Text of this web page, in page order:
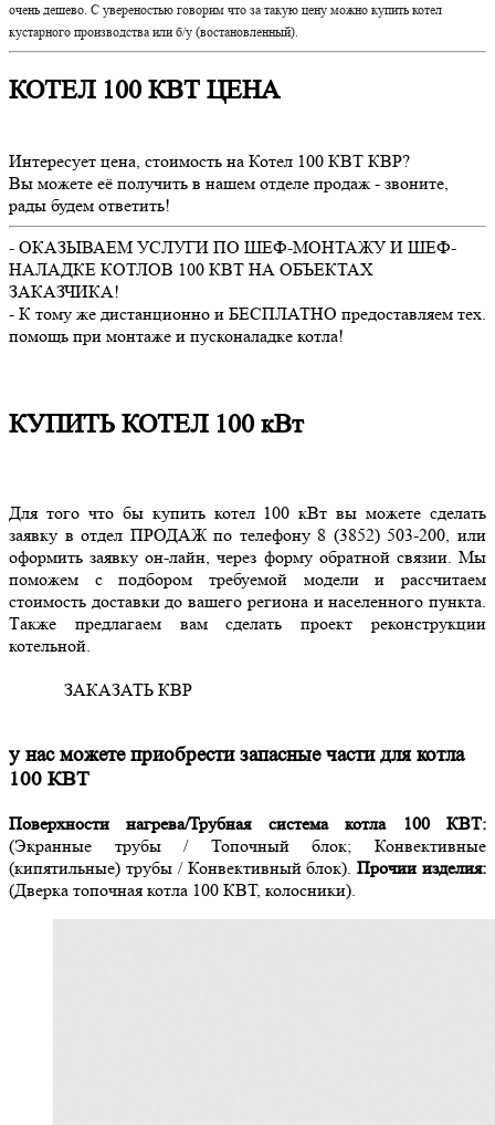
очень дешево. С увереностью говорим что за такую цену можно купить котел
кустарного производства или б/у (востановленный).
КОТЕЛ 100 КВТ ЦЕНА
Интересует цена, стоимость на Котел 100 КВТ КВР?
Вы можете её получить в нашем отделе продаж - звоните,
рады будем ответить!
- ОКАЗЫВАЕМ УСЛУГИ ПО ШЕФ-МОНТАЖУ И ШЕФ-
НАЛАДКЕ КОТЛОВ 100 КВТ НА ОБЪЕКТАХ
ЗАКАЗЧИКА!
- К тому же дистанционно и БЕСПЛАТНО предоставляем тех.
помощь при монтаже и пусконаладке котла!
КУПИТЬ КОТЕЛ 100 кВт
Для того что бы купить котел 100 кВт вы можете сделать
заявку в отдел ПРОДАЖ по телефону 8 (3852) 503-200, или
оформить заявку он-лайн, через форму обратной связии. Мы
поможем с подбором требуемой модели и рассчитаем
стоимость доставки до вашего региона и населенного пункта.
Также предлагаем вам сделать проект реконструкции
котельной.
ЗАКАЗАТЬ КВР
у нас можете приобрести запасные части для котла
100 КВТ
Поверхности нагрева/Трубная система котла 100 КВТ:
(Экранные трубы / Топочный блок; Конвективные
(кипятильные) трубы / Конвективный блок).Прочии изделия:
(Дверка топочная котла 100 КВТ, колосники).